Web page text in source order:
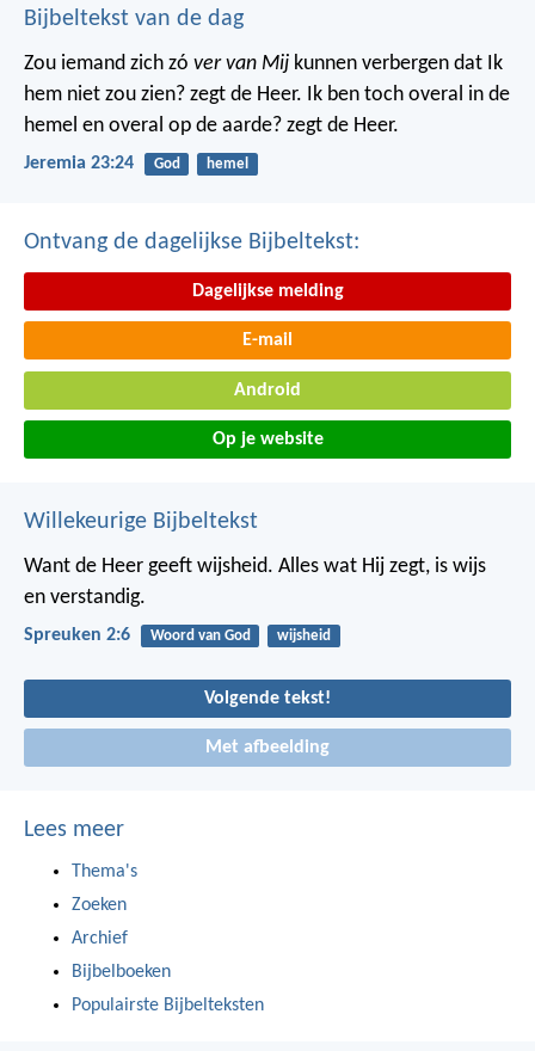
Bijbeltekst van de dag
Zou iemand zich zó ver van Mij kunnen verbergen dat Ik
hem niet zou zien? zegt de Heer. Ik ben toch overal in de
hemel en overal op de aarde? zegt de Heer.
Jeremia 23:24 God hemel
Ontvang de dagelijkse Bijbeltekst:
Dagelijkse melding
E-mail
Android
Op je website
Willekeurige Bijbeltekst
Want de Heer geeft wijsheid. Alles wat Hij zegt, is wijs
en verstandig.
Spreuken 2:6 Woord van God wijsheid
Volgende tekst!
Met afbeelding
Lees meer
Thema's
Zoeken
Archief
Bijbelboeken
Populairste Bijbelteksten